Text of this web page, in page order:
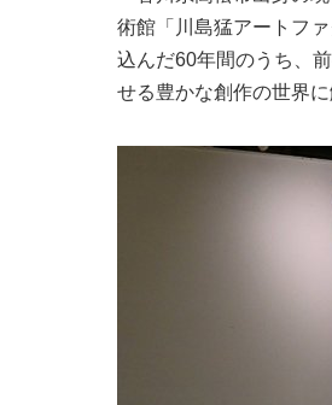
術館「川島猛アートフ
込んだ60年間のうち、
せる豊かな創作の世界